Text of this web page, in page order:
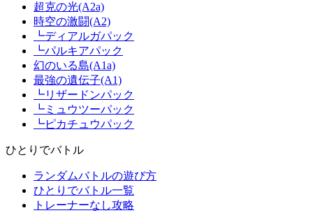
超克の光(A2a)
時空の激闘(A2)
┗ディアルガパック
┗パルキアパック
幻のいる島(A1a)
最強の遺伝子(A1)
┗リザードンパック
┗ミュウツーパック
┗ピカチュウパック
ひとりでバトル
ランダムバトルの遊び方
ひとりでバトル一覧
トレーナーなし攻略